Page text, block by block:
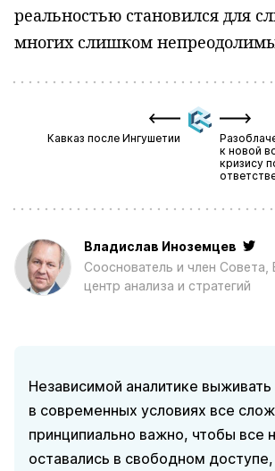
реальностью станови­лся для
многих слишком
Кавказ после Ингушетии
к новой
кризису
Владислав Иноземцев
Сооснователь и член Совета,
центр анализа и стратегий
Независимой аналитике выживать
в современных условиях все
принципиально важно, чтобы все
оставались в свободном